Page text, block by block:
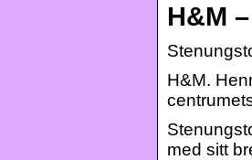
H&M
H&M.
med sitt